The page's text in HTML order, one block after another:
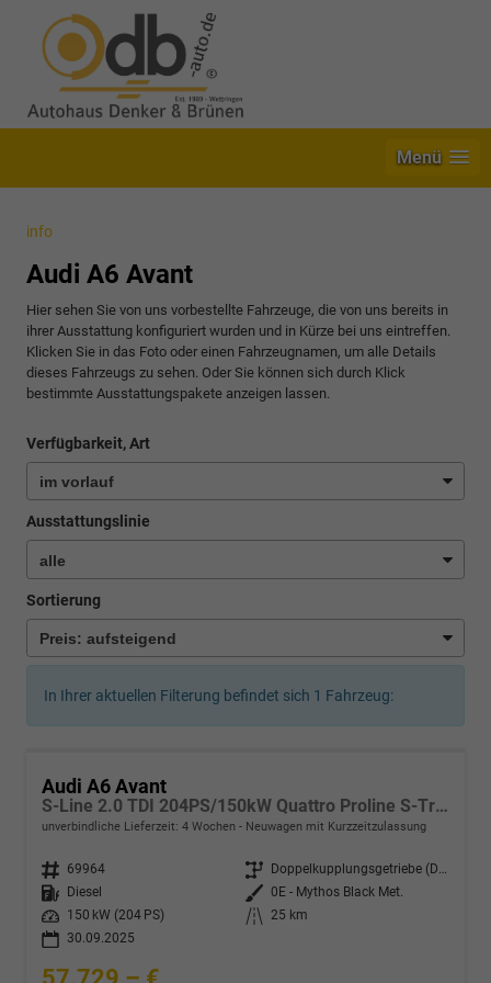
Menü
info
Audi A6 Avant
Hier sehen Sie von uns vorbestellte Fahrzeuge, die von uns bereits in
ihrer Ausstattung konfiguriert wurden und in Kürze bei uns eintreffen.
Klicken Sie in das Foto oder einen Fahrzeugnamen, um alle Details
dieses Fahrzeugs zu sehen. Oder Sie können sich durch Klick
bestimmte Ausstattungspakete anzeigen lassen.
Verfügbarkeit, Art
Ausstattungslinie
Sortierung
In Ihrer aktuellen Filterung befindet sich 1 Fahrzeug:
Audi A6 Avant
S-Line 2.0 TDI 204PS/150kW Quattro Proline S-Tronic 2026 +19" LM +AHK +Ambiente Paket +S-Sportfarhwerk +STH
unverbindliche Lieferzeit: 4 Wochen Neuwagen mit Kurzzeitzulassung
Fahrzeugnr. 69964 Getriebe
Doppelkupplungsgetriebe (DSG)
Kraftstoff
Diesel Außenfarbe 0E - Mythos Black Met.
Leistung
150 kW (204 PS) Kilometerstand
25 km
30.09.2025